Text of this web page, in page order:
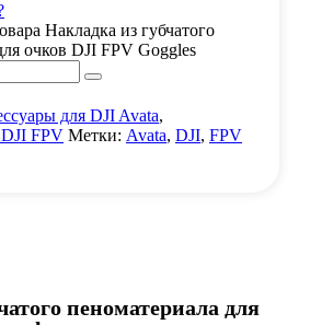
Накладка из губчатого
очков DJI FPV Goggles
для DJI Avata,
FPV Метки: Avata, DJI, FPV
пеноматериала для